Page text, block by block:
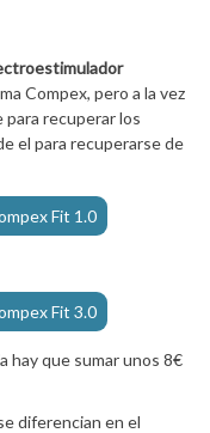
Compex, pero a la vez
recuperar los
el para recuperarse de
Fit 1.0
Fit 3.0
hay que sumar unos 8€
diferencian en el